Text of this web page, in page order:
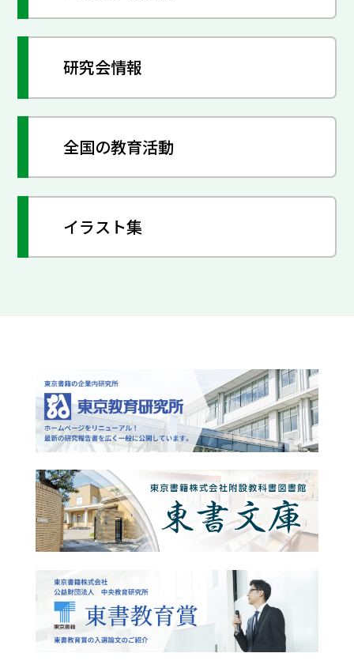
研究会情報
全国の教育活動
イラスト集